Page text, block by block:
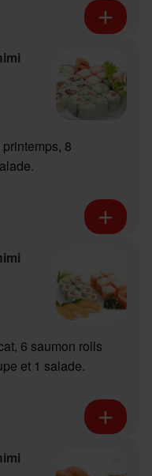
8
6 saumon rolls
et 1 salade.